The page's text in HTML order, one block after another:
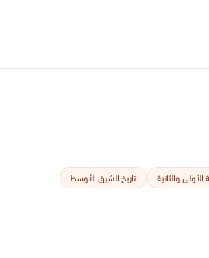
الأولى والثانية تاريخ الشرق الأوسط